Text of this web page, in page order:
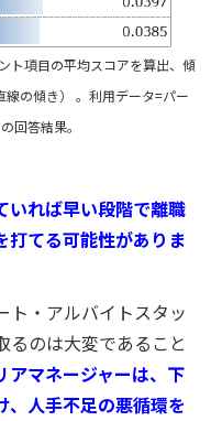
ト項目の平均スコアを算出、傾
線の傾き） 。利用データ=パー
回答結果。
いれば早い段階で離職
打てる可能性がありま
ト・アルバイトスタッ
るのは大変であること
アマネージャーは、下
、人手不足の悪循環を